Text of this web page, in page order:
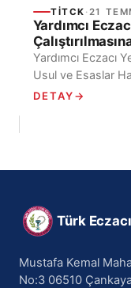
TİTCK ·21
Yardımcı
Hakkında
Yardımcı Eczacı
Usul ve Esaslar
ve Tıbbi Cihaz
DETAY→
Türk
Mustafa Kemal
No:3 06510